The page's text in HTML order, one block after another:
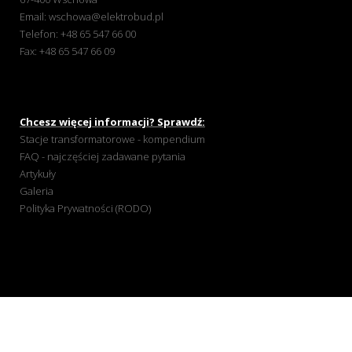
Email: wschowa@elektrobud.pl
Telefon: +48 65 547 66 00
Fax: +48 65 547 66 09
Chcesz więcej informacji? Sprawdź:
Stacje transformatorowe - kompendium
FAQ - najczęściej zadawane pytania
Artykuły
Galeria
Polityka Prywatności (RODO)